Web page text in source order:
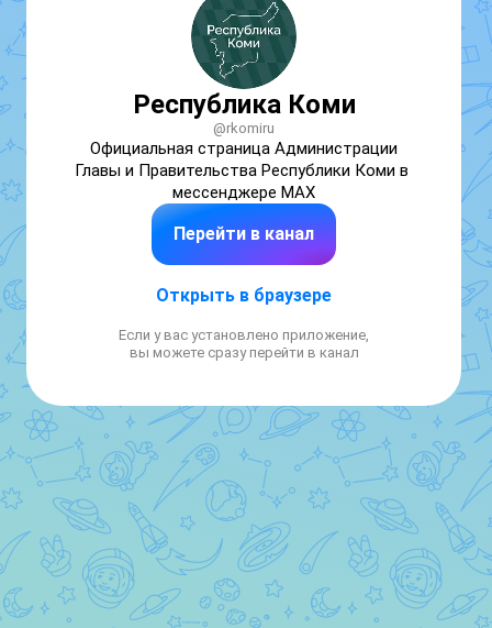
Республика Коми
@rkomiru
Официальная страница Администрации
Главы и Правительства Республики Коми в
мессенджере МАХ
Перейти в канал
Открыть в браузере
Если у вас установлено приложение,
вы можете сразу перейти в канал